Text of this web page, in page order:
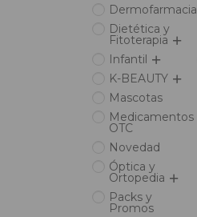
Dermofarmacia
Dietética y
Fitoterapia
Infantil
K-BEAUTY
Mascotas
Medicamentos
OTC
Novedad
Óptica y
Ortopedia
Packs y
Promos